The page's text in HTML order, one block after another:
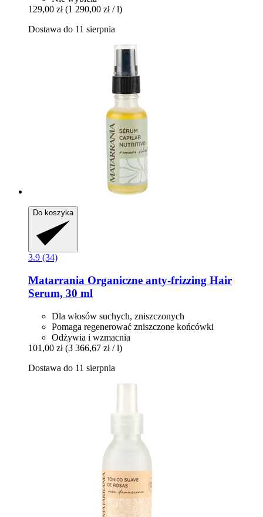
129,00 zł (1 290,00 zł / l)
Dostawa do 11 sierpnia
Do koszyka
3.9 (34)
Matarrania Organiczne anty-​frizzing Hair
Serum, 30 ml
Dla włosów suchych, zniszczonych
Pomaga regenerować zniszczone końcówki
Odżywia i wzmacnia
101,00 zł (3 366,67 zł / l)
Dostawa do 11 sierpnia